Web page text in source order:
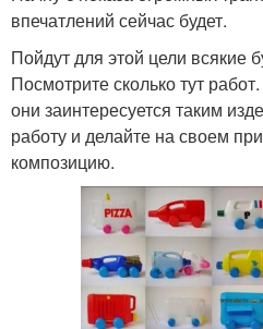
впечатлений сейчас будет.
Пойдут для этой цели всякие
Посмотрите сколько тут
они заинтересуется таким
работу и делайте на своем
композицию.